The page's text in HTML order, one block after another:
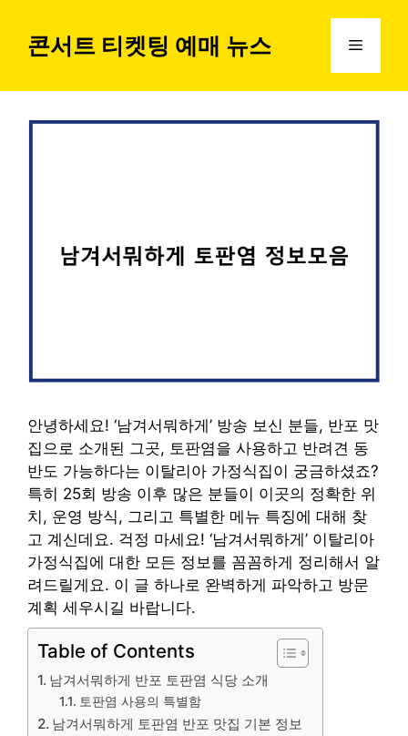
콘서트 티켓팅 예매 뉴스 메
안녕하세요! ‘남겨서뭐하게’ 방송 보신 분들, 반포 맛
집으로 소개된 그곳, 토판염을 사용하고 반려견 동
반도 가능하다는 이탈리아 가정식집이 궁금하셨죠?
특히 25회 방송 이후 많은 분들이 이곳의 정확한 위
치, 운영 방식, 그리고 특별한 메뉴 특징에 대해 찾
고 계신데요. 걱정 마세요! ‘남겨서뭐하게’ 이탈리아
가정식집에 대한 모든 정보를 꼼꼼하게 정리해서 알
려드릴게요. 이 글 하나로 완벽하게 파악하고 방문
계획 세우시길 바랍니다.
Table of Contents
남겨서뭐하게 반포 토판염 식당 소개
토판염 사용의 특별함
남겨서뭐하게 토판염 반포 맛집 기본 정보